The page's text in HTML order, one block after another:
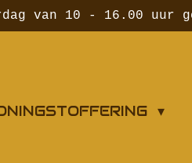
van 10 - 16.00 uur